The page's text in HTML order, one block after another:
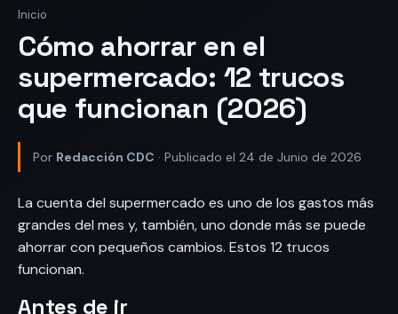
Inicio
Cómo ahorrar en el
supermercado: 12 trucos
que funcionan (2026)
Por Redacción CDC · Publicado el 24 de Junio de 2026
La cuenta del supermercado es uno de los gastos más
grandes del mes y, también, uno donde más se puede
ahorrar con pequeños cambios. Estos 12 trucos
funcionan.
Antes de ir